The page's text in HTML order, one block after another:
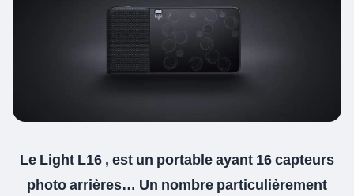
Le Light L16 , est un portable ayant 16 capteurs
photo arrières… Un nombre particulièrement